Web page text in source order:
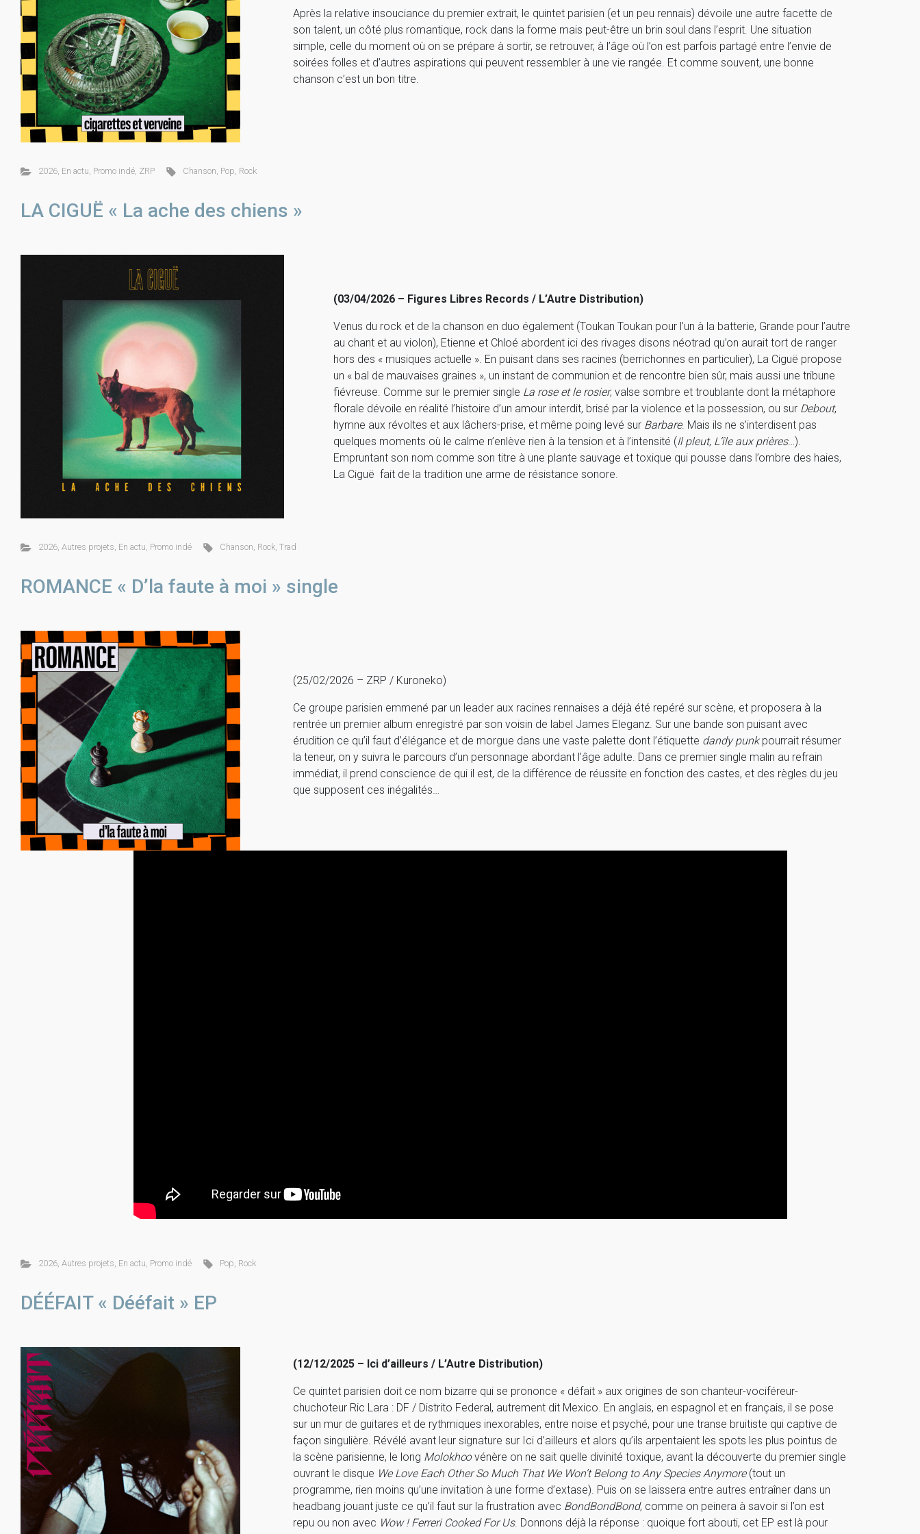
Après la relative insouciance du premier extrait, le quintet parisien (et un peu rennais) dévoile une autre facette de
son talent, un côté plus romantique, rock dans la forme mais peut-être un brin soul dans l’esprit. Une situation
simple, celle du moment où on se prépare à sortir, se retrouver, à l’âge où l’on est parfois partagé entre l’envie de
soirées folles et d’autres aspirations qui peuvent ressembler à une vie rangée. Et comme souvent, une bonne
chanson c’est un bon titre.
2026, En actu, Promo indé, ZRP Chanson, Pop, Rock
LA CIGUË « La ache des chiens »
(03/04/2026 – Figures Libres Records / L’Autre Distribution)
Venus du rock et de la chanson en duo également (Toukan Toukan pour l’un à la batterie, Grande pour l’autre
au chant et au violon), Etienne et Chloé abordent ici des rivages disons néotrad qu’on aurait tort de ranger
hors des « musiques actuelle ». En puisant dans ses racines (berrichonnes en particulier), La Ciguë propose
un « bal de mauvaises graines », un instant de communion et de rencontre bien sûr, mais aussi une tribune
fiévreuse. Comme sur le premier single La rose et le rosier, valse sombre et troublante dont la métaphore
florale dévoile en réalité l’histoire d’un amour interdit, brisé par la violence et la possession, ou sur Debout,
hymne aux révoltes et aux lâchers-prise, et même poing levé sur Barbare. Mais ils ne s’interdisent pas
quelques moments où le calme n’enlève rien à la tension et à l’intensité (Il pleut, L’île aux prières…).
Empruntant son nom comme son titre à une plante sauvage et toxique qui pousse dans l’ombre des haies,
La Ciguë fait de la tradition une arme de résistance sonore.
2026, Autres projets, En actu, Promo indé Chanson, Rock,Trad
ROMANCE « D’la faute à moi » single
(25/02/2026 – ZRP / Kuroneko)
Ce groupe parisien emmené par un leader aux racines rennaises a déjà été repéré sur scène, et proposera à la
rentrée un premier album enregistré par son voisin de label James Eleganz. Sur une bande son puisant avec
érudition ce qu’il faut d’élégance et de morgue dans une vaste palette dont l’étiquette dandy punkpourrait résumer
la teneur, on y suivra le parcours d’un personnage abordant l’âge adulte. Dans ce premier single malin au refrain
immédiat, il prend conscience de qui il est, de la différence de réussite en fonction des castes, et des règles du jeu
que supposent ces inégalités…
2026, Autres projets, En actu, Promo indé Pop, Rock
DÉÉFAIT « Dééfait » EP
(12/12/2025 – Ici d’ailleurs / L’Autre Distribution)
Ce quintet parisien doit ce nom bizarre qui se prononce « défait » aux origines de son chanteur-vociféreur-
chuchoteur Ric Lara : DF / Distrito Federal, autrement dit Mexico. En anglais, en espagnol et en français, il se pose
sur un mur de guitares et de rythmiques inexorables, entre noise et psyché, pour une transe bruitiste qui captive de
façon singulière. Révélé avant leur signature sur Ici d’ailleurs et alors qu’ils arpentaient les spots les plus pointus de
la scène parisienne, le long Molokh∞vénère on ne sait quelle divinité toxique, avant la découverte du premier single
ouvrant le disque We Love Each Other So Much That We Won’t Belong to Any Species Anymore(tout un
programme, rien moins qu’une invitation à une forme d’extase). Puis on se laissera entre autres entraîner dans un
headbang jouant juste ce qu’il faut sur la frustration avec BondBondBond, comme on peinera à savoir si l’on est
repu ou non avec Wow ! Ferreri Cooked For Us. Donnons déjà la réponse : quoique fort abouti, cet EP est là pour